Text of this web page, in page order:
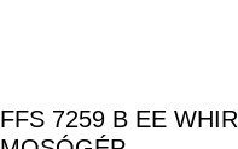
FFS 7259 B EE